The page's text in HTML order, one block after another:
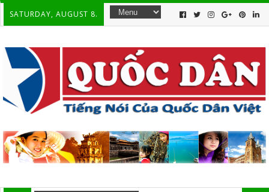
SATURDAY, AUGUST 8.